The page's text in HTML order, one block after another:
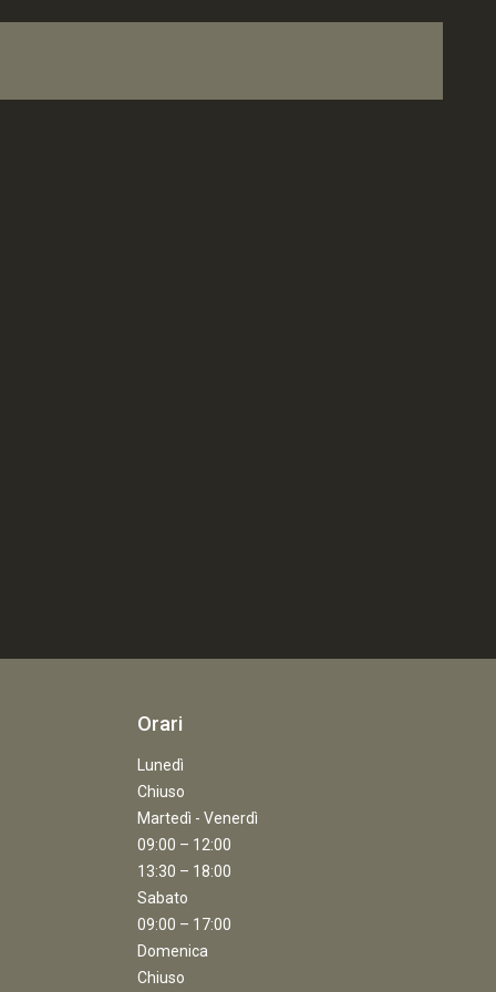
Orari
Lunedì
Chiuso
Martedì - Venerdì
09:00 – 12:00
13:30 – 18:00
Sabato
09:00 – 17:00
Domenica
Chiuso